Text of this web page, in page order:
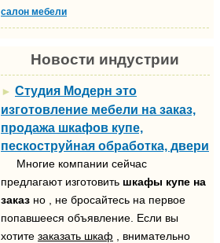
салон мебели
Новости индустрии
► Студия Модерн это
изготовление мебели на заказ,
продажа шкафов купе,
пескоструйная обработка, двери
Многие компании сейчас
предлагают изготовить шкафы купе на
заказ но , не бросайтесь на первое
попавшееся объявление. Если вы
хотите заказать шкаф , внимательно